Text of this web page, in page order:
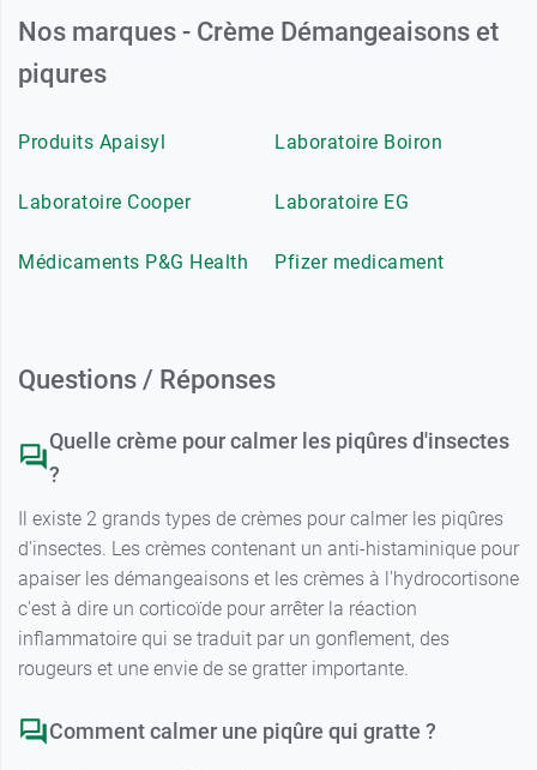
Nos marques - Crème Démangeaisons et
piqures
Produits Apaisyl Laboratoire Boiron
Laboratoire Cooper Laboratoire EG
Médicaments P&G Health Pfizer medicament
Questions / Réponses
Quelle crème pour calmer les piqûres d'insectes
?
Il existe 2 grands types de crèmes pour calmer les piqûres
d'insectes. Les crèmes contenant un anti-histaminique pour
apaiser les démangeaisons et les crèmes à l'hydrocortisone
c'est à dire un corticoïde pour arrêter la réaction
inflammatoire qui se traduit par un gonflement, des
rougeurs et une envie de se gratter importante.
Comment calmer une piqûre qui gratte ?